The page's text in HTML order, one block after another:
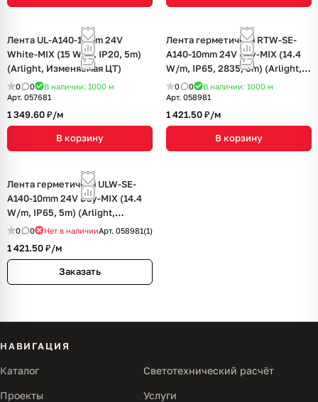
Лента UL-A140-10mm 24V
White-MIX (15 W/m, IP20, 5m)
(Arlight, Изменяемая ЦТ)
0 0 В наличии: 1000 м
Арт. 057681
1 349.60 ₽/м
В корзину
Лента герметичная RTW-SE-
A140-10mm 24V Day-MIX (14.4
W/m, IP65, 2835, 5m) (Arlight,
Изменяемая ЦТ)
0 0 В наличии: 1000 м
Арт. 058981
1 421.50 ₽/м
В корзину
Лента герметичная ULW-SE-
A140-10mm 24V Day-MIX (14.4
W/m, IP65, 5m) (Arlight,
Изменяемая ЦТ)
0 0 Нет в наличииАрт. 058981(1)
1 421.50 ₽/м
Заказать
НАВИГАЦИЯ
Каталог Светотехнический расчёт
Проекты Услуги